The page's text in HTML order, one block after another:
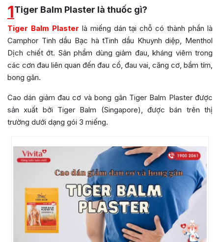
1Tiger Balm Plaster là thuốc gì?
Tiger Balm Plaster là miếng dán tại chỗ có thành phần là
Camphor Tinh dầu Bạc hà tTinh dầu Khuynh diệp, Menthol
Dịch chiết ớt. Sản phẩm dùng giảm đau, kháng viêm trong
các cơn đau liên quan đến đau cổ, đau vai, căng cơ, bầm tím,
bong gân.
Cao dán giảm đau cơ và bong gân Tiger Balm Plaster được
sản xuất bởi Tiger Balm (Singapore), được bán trên thị
trường dưới dạng gói 3 miếng.